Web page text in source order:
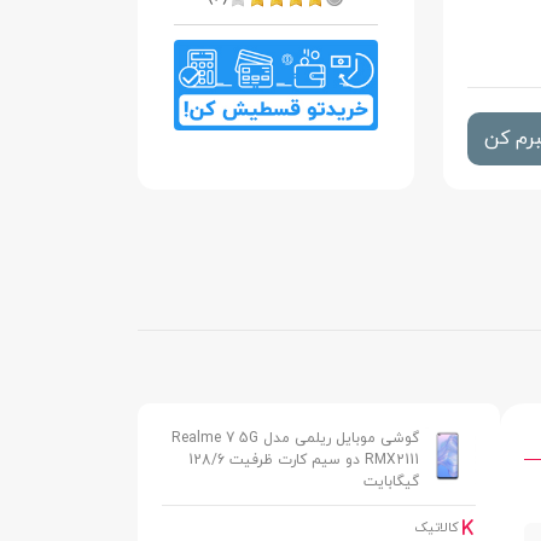
کن
گوشی موبایل ریلمی مدل Realme 7 5G
RMX2111 دو سیم کارت ظرفیت 128/6
گیگابایت
کالاتیک